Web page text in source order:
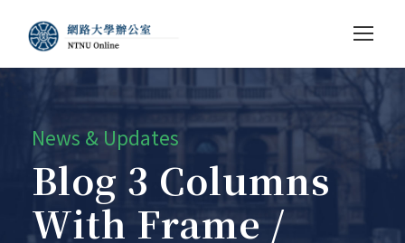
News & Updates
Blog 3 Columns
With Frame /